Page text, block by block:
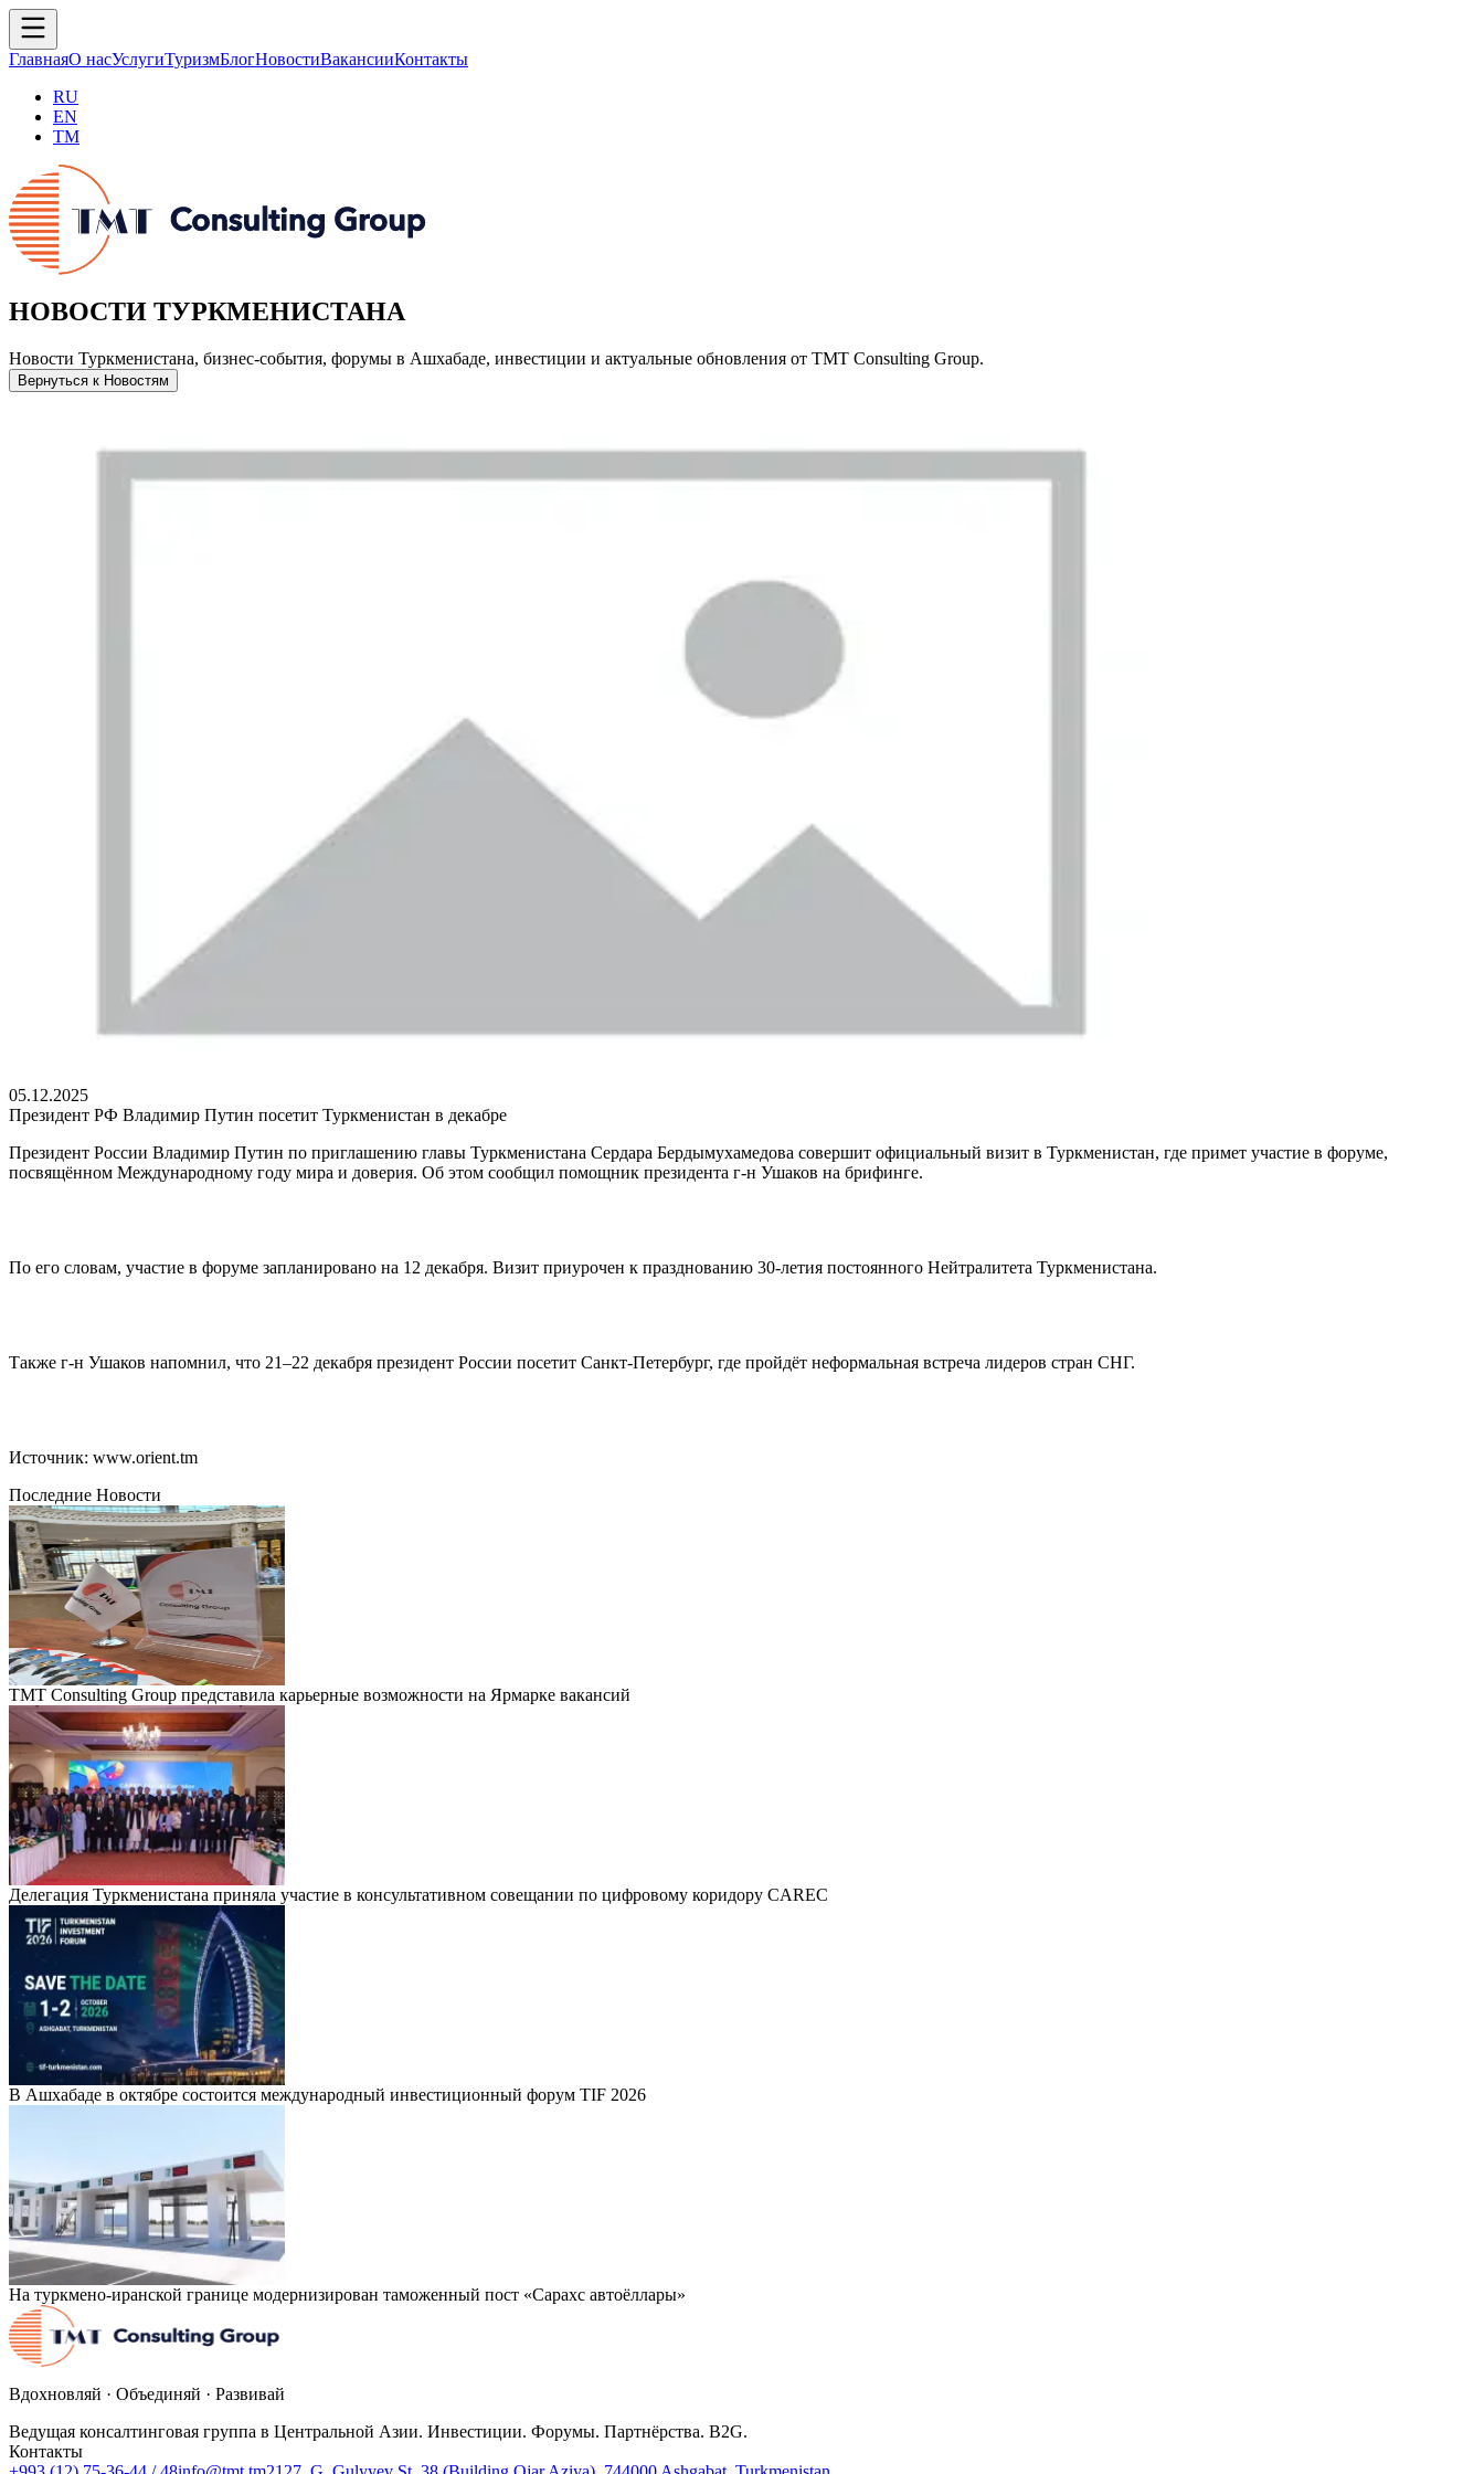
ГлавнаяО насУслугиТуризмБлогНовостиВакансииКонтакты
RU
EN
TM
НОВОСТИ ТУРКМЕНИСТАНА
Новости Туркменистана, бизнес-события, форумы в Ашхабаде, инвестиции и актуальные обновления от TMT Consulting Group.
Вернуться к Новостям
05.12.2025
Президент РФ Владимир Путин посетит Туркменистан в декабре
Президент России Владимир Путин по приглашению главы Туркменистана Сердара Бердымухамедова совершит официальный визит в Туркменистан, где примет участие в форуме,
посвящённом Международному году мира и доверия. Об этом сообщил помощник президента г-н Ушаков на брифинге.
По его словам, участие в форуме запланировано на 12 декабря. Визит приурочен к празднованию 30-летия постоянного Нейтралитета Туркменистана.
Также г-н Ушаков напомнил, что 21–22 декабря президент России посетит Санкт-Петербург, где пройдёт неформальная встреча лидеров стран СНГ.
Источник: www.orient.tm
Последние Новости
TMT Consulting Group представила карьерные возможности на Ярмарке вакансий
Делегация Туркменистана приняла участие в консультативном совещании по цифровому коридору CAREC
В Ашхабаде в октябре состоится международный инвестиционный форум TIF 2026
На туркмено-иранской границе модернизирован таможенный пост «Сарахс автоёллары»
Вдохновляй · Объединяй · Развивай
Ведущая консалтинговая группа в Центральной Азии. Инвестиции. Форумы. Партнёрства. B2G.
Контакты